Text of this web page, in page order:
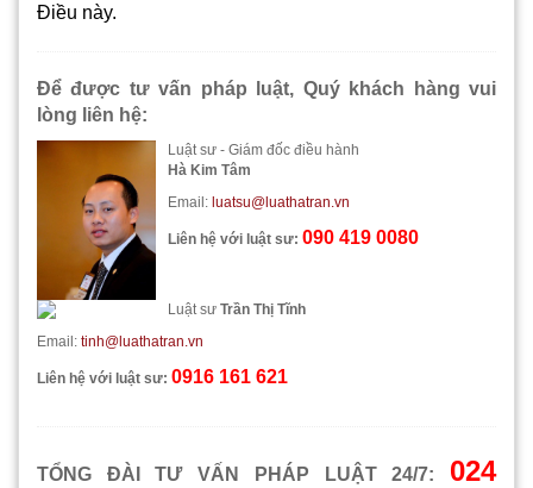
Điều này.
Để được tư vấn pháp luật, Quý khách hàng vui
lòng liên hệ:
Luật sư - Giám đốc điều hành
Hà Kim Tâm
Email: luatsu@luathatran.vn
Liên hệ với luật sư: 090 419 0080
Luật sư Trần Thị Tĩnh
Email: tinh@luathatran.vn
Liên hệ với luật sư: 0916 161 621
TỔNG ĐÀI TƯ VẤN PHÁP LUẬT 24/7: 024